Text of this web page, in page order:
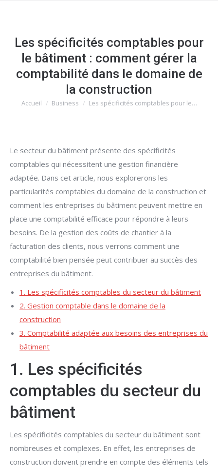
Les spécificités comptables pour
le bâtiment : comment gérer la
comptabilité dans le domaine de
la construction
Vous êtes ici :
Accueil Business Les spécificités comptables pour le…
Le secteur du bâtiment présente des spécificités
comptables qui nécessitent une gestion financière
adaptée. Dans cet article, nous explorerons les
particularités comptables du domaine de la construction et
comment les entreprises du bâtiment peuvent mettre en
place une comptabilité efficace pour répondre à leurs
besoins. De la gestion des coûts de chantier à la
facturation des clients, nous verrons comment une
comptabilité bien pensée peut contribuer au succès des
entreprises du bâtiment.
1. Les spécificités comptables du secteur du bâtiment
2. Gestion comptable dans le domaine de la
construction
3. Comptabilité adaptée aux besoins des entreprises du
bâtiment
1. Les spécificités
comptables du secteur du
bâtiment
Les spécificités comptables du secteur du bâtiment sont
nombreuses et complexes. En effet, les entreprises de
construction doivent prendre en compte des éléments tels